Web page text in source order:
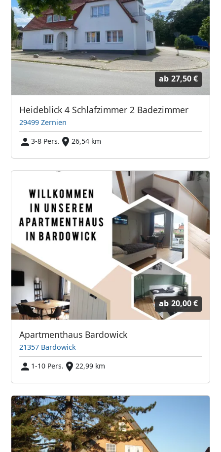
ab 27,50 €
Heideblick 4 Schlafzimmer 2 Badezimmer
29499 Zernien
3-8 Pers.
26,54 km
ab 20,00 €
Apartmenthaus Bardowick
21357 Bardowick
1-10 Pers.
22,99 km